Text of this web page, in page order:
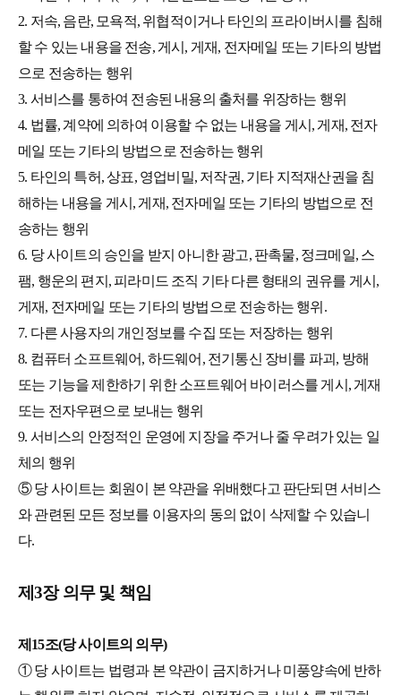
2. 저속, 음란, 모욕적, 위협적이거나 타인의 프라이버시를 침해
할 수 있는 내용을 전송, 게시, 게재, 전자메일 또는 기타의 방법
으로 전송하는 행위
3. 서비스를 통하여 전송된 내용의 출처를 위장하는 행위
4. 법률, 계약에 의하여 이용할 수 없는 내용을 게시, 게재, 전자
메일 또는 기타의 방법으로 전송하는 행위
5. 타인의 특허, 상표, 영업비밀, 저작권, 기타 지적재산권을 침
해하는 내용을 게시, 게재, 전자메일 또는 기타의 방법으로 전
송하는 행위
6. 당 사이트의 승인을 받지 아니한 광고, 판촉물, 정크메일, 스
팸, 행운의 편지, 피라미드 조직 기타 다른 형태의 권유를 게시,
게재, 전자메일 또는 기타의 방법으로 전송하는 행위.
7. 다른 사용자의 개인정보를 수집 또는 저장하는 행위
8. 컴퓨터 소프트웨어, 하드웨어, 전기통신 장비를 파괴, 방해
또는 기능을 제한하기 위한 소프트웨어 바이러스를 게시, 게재
또는 전자우편으로 보내는 행위
9. 서비스의 안정적인 운영에 지장을 주거나 줄 우려가 있는 일
체의 행위
⑤ 당 사이트는 회원이 본 약관을 위배했다고 판단되면 서비스
와 관련된 모든 정보를 이용자의 동의 없이 삭제할 수 있습니
다.
제3장 의무 및 책임
제15조(당 사이트의 의무)
① 당 사이트는 법령과 본 약관이 금지하거나 미풍양속에 반하